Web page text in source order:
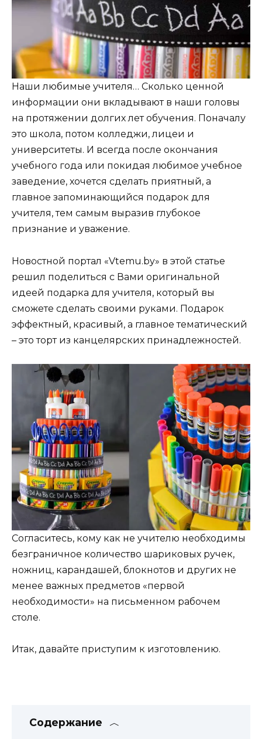
Наши любимые учителя… Сколько ценной
информации они вкладывают в наши головы
на протяжении долгих лет обучения. Поначалу
это школа, потом колледжи, лицеи и
университеты. И всегда после окончания
учебного года или покидая любимое учебное
заведение, хочется сделать приятный, а
главное запоминающийся подарок для
учителя, тем самым выразив глубокое
признание и уважение.
Новостной портал «Vtemu.by» в этой статье
решил поделиться с Вами оригинальной
идеей подарка для учителя, который вы
сможете сделать своими руками. Подарок
эффектный, красивый, а главное тематический
– это торт из канцелярских принадлежностей.
Согласитесь, кому как не учителю необходимы
безграничное количество шариковых ручек,
ножниц, карандашей, блокнотов и других не
менее важных предметов «первой
необходимости» на письменном рабочем
столе.
Итак, давайте приступим к изготовлению.
Содержание